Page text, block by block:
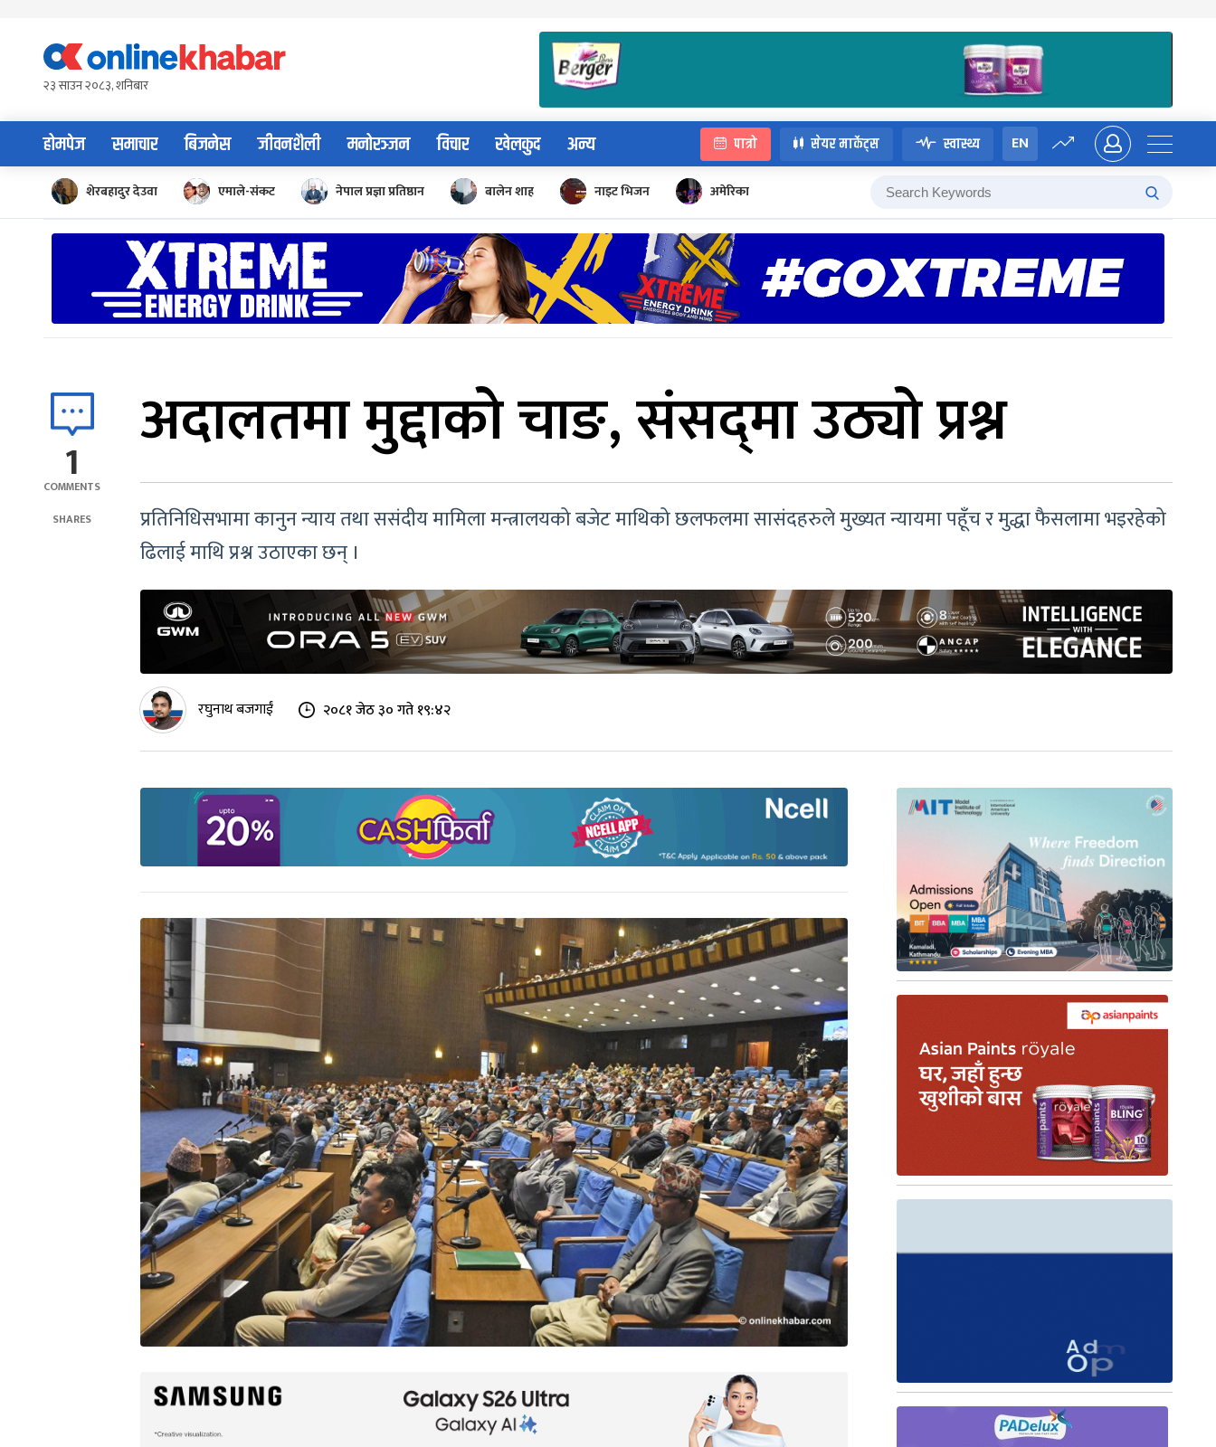
content२३ साउन २०८३, शनिबार
होमपेज समाचार बिजनेस जीवनशैली मनोरञ्जन विचार खेलकुद अन्य पात्रो सेयर मार्केट्स स्वास्थ्य EN
शेरबहादुर देउवा एमाले-संकट नेपाल प्रज्ञा प्रतिष्ठान बालेन शाह नाइट भिजन अमेरिका
1
COMMENTS
SHARES
अदालतमा मुद्दाको चाङ, संसद्‌मा उठ्यो प्रश्न
प्रतिनिधिसभामा कानुन न्याय तथा ससंदीय मामिला मन्त्रालयको बजेट माथिको छलफलमा सासंदहरुले मुख्यत न्यायमा पहूँच र मुद्धा फैसलामा भइरहेको
ढिलाई माथि प्रश्न उठाएका छन् ।
रघुनाथ बजगाईं २०८१ जेठ ३० गते १९:४२